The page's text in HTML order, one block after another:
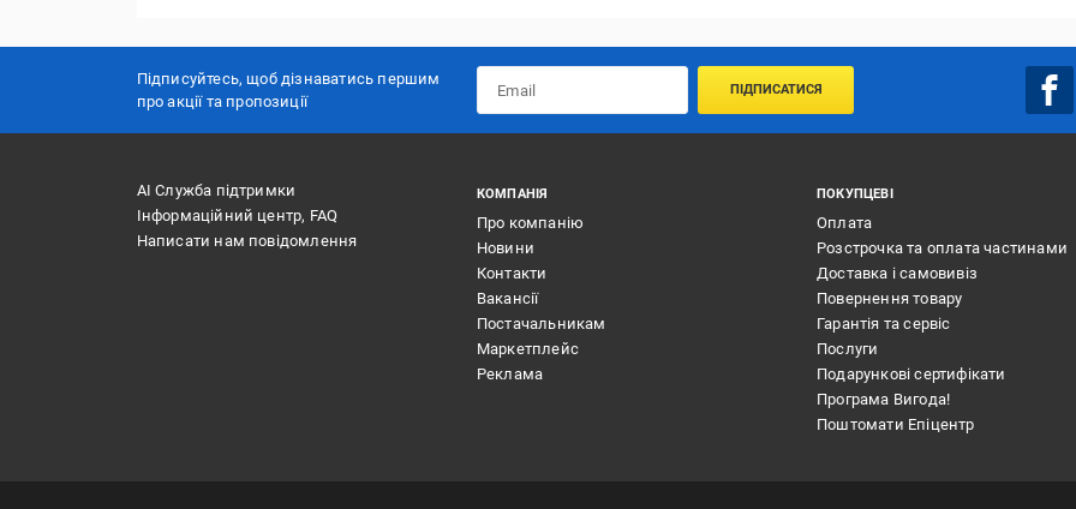
Підписуйтесь, щоб дізнаватись першим
про акції та пропозиції
ПІДПИСАТИСЯ
АІ Служба підтримки
Інформаційний центр, FAQ
Написати нам повідомлення
КОМПАНІЯ
Про компанію
Новини
Контакти
Вакансії
Постачальникам
Маркетплейс
Реклама
ПОКУПЦЕВІ
Оплата
Розстрочка та оплата частинами
Доставка і самовивіз
Повернення товару
Гарантія та сервіс
Послуги
Подарункові сертифікати
Програма Вигода!
Поштомати Епіцентр